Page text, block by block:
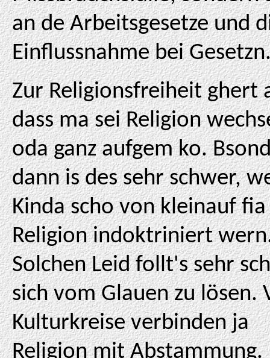
an de Arbeitsgesetze und
Einflussnahme bei
Zur Religionsfreiheit ghert
dass ma sei Religion
oda ganz aufgem ko.
dann is des sehr schwer,
Kinda scho von kleinauf fia
Religion indoktriniert
Solchen Leid follt's sehr
sich vom Glauen zu lösen.
Kulturkreise verbinden ja
Religion mit Abstammung.